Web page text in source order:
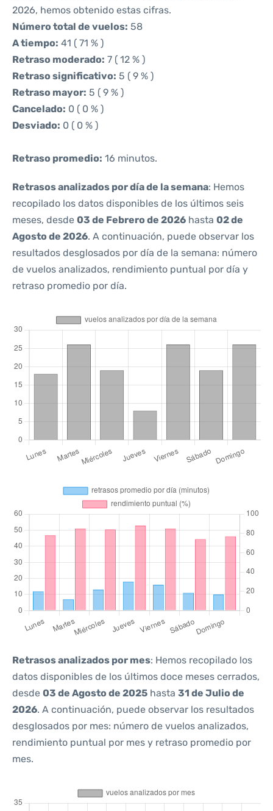
2026, hemos obtenido estas cifras.
Número total de vuelos: 58
A tiempo: 41 ( 71 % )
Retraso moderado: 7 ( 12 % )
Retraso significativo: 5 ( 9 % )
Retraso mayor: 5 ( 9 % )
Cancelado: 0 ( 0 % )
Desviado: 0 ( 0 % )
Retraso promedio: 16 minutos.
Retrasos analizados por día de la semana: Hemos
recopilado los datos disponibles de los últimos seis
meses, desde 03 de Febrero de 2026 hasta 02 de
Agosto de 2026. A continuación, puede observar los
resultados desglosados por día de la semana: número
de vuelos analizados, rendimiento puntual por día y
retraso promedio por día.
Retrasos analizados por mes: Hemos recopilado los
datos disponibles de los últimos doce meses cerrados,
desde 03 de Agosto de 2025 hasta 31 de Julio de
2026. A continuación, puede observar los resultados
desglosados por mes: número de vuelos analizados,
rendimiento puntual por mes y retraso promedio por
mes.